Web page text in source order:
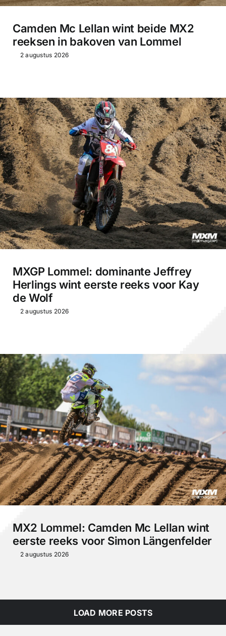
Camden Mc Lellan wint beide MX2
reeksen in bakoven van Lommel
2 augustus 2026
MXGP Lommel: dominante Jeffrey
Herlings wint eerste reeks voor Kay
de Wolf
2 augustus 2026
MX2 Lommel: Camden Mc Lellan wint
eerste reeks voor Simon Längenfelder
2 augustus 2026
LOAD MORE POSTS